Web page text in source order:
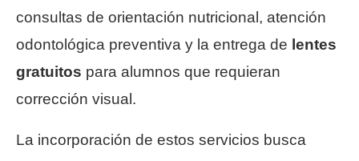
consultas de orientación nutricional, atención
odontológica preventiva y la entrega de lentes
gratuitos para alumnos que requieran
corrección visual.
La incorporación de estos servicios busca